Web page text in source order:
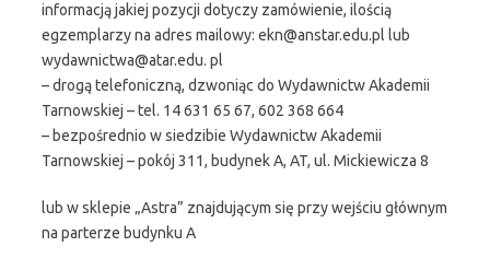
informacją jakiej pozycji dotyczy zamówienie, ilością
egzemplarzy na adres mailowy: ekn@anstar.edu.pl lub
wydawnictwa@atar.edu. pl
– drogą telefoniczną, dzwoniąc do Wydawnictw Akademii
Tarnowskiej – tel. 14 631 65 67, 602 368 664
– bezpośrednio w siedzibie Wydawnictw Akademii
Tarnowskiej – pokój 311, budynek A, AT, ul. Mickiewicza 8
lub w sklepie „Astra” znajdującym się przy wejściu głównym
na parterze budynku A